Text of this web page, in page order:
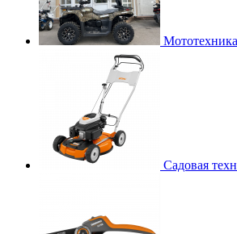
Мототехника
Садовая